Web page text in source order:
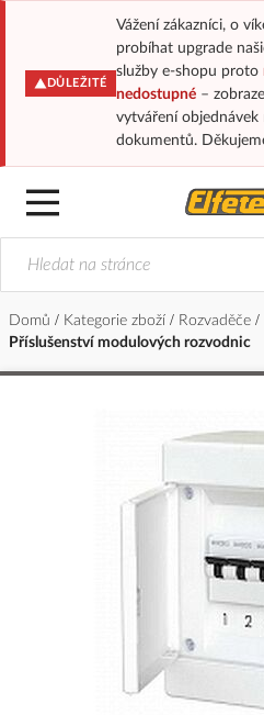
DŮLEŽITÉ
Vážení zákazníci, o
probíhat upgrade
služby e-shopu proto
nedostupné–
vytváření objednávek
dokumentů.
Domů Kategorie zboží Rozvaděče
Příslušenství modulových rozvodnic